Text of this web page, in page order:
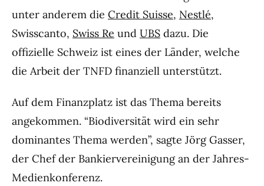
unter anderem die Credit Suisse, Nestlé,
Swisscanto, Swiss Re und UBS dazu. Die
offizielle Schweiz ist eines der Länder, welche
die Arbeit der TNFD finanziell unterstützt.
Auf dem Finanzplatz ist das Thema bereits
angekommen. “Biodiversität wird ein sehr
dominantes Thema werden”, sagte Jörg Gasser,
der Chef der Bankiervereinigung an der Jahres-
Medienkonferenz.